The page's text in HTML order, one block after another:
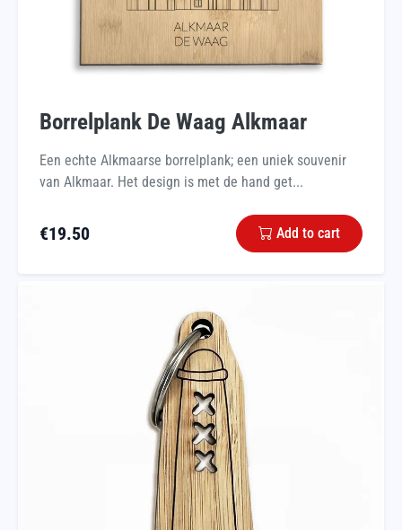
Borrelplank De Waag Alkmaar
Een echte Alkmaarse borrelplank; een uniek souvenir
van Alkmaar. Het design is met de hand get...
€19.50 Add to cart